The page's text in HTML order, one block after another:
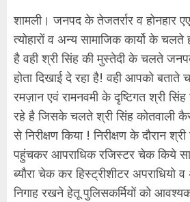
शामली। जनपद के तेजतर्रार व होनहार
त्योहारों व अन्य सामाजिक कार्यो के
है वही श्री सिंह की मुस्तेदी के चलते
होता दिखाई दे रहा है! वही आपको बताते
रमज़ान एवं रामनवमी के दृष्टिगत श्री
रहे है जिसके चलते श्री सिंह कोतवाली
से निरीक्षण किया ! निरीक्षण के दौरान
पहुंचकर आपराधिक रजिस्टर चेक किये
ब्यौरा चेक कर हिस्ट्रीशीटर अपराधियो
निगाह रखने हेतू पुलिसकर्मियों को आवश्यक